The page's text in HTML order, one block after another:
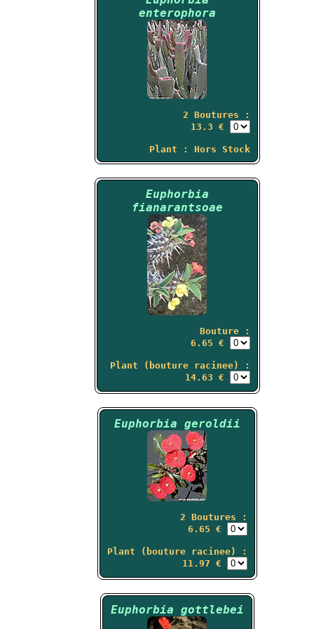
enterophora
2 Boutures :
13.3 €
Plant : Hors Stock
Euphorbia
fianarantsoae
Bouture :
6.65 €
Plant (bouture racinee) :
14.63 €
Euphorbia geroldii
2 Boutures :
6.65 €
Plant (bouture racinee) :
11.97 €
Euphorbia gottlebei